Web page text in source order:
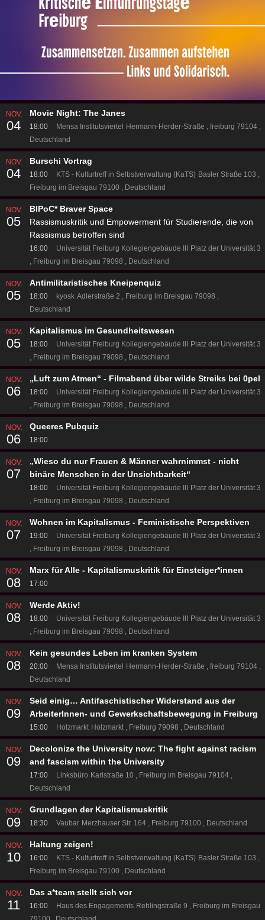
NOV.
04
Movie Night: The Janes
18:00 Mensa Institutsviertel Hermann-Herder-Straße
freiburg 79104
Deutschland
NOV.
04
Burschi Vortrag
18:00 KTS - Kulturtreff in Selbstverwaltung (KaTS) Basler Straße 103
Freiburg im Breisgau 79100
Deutschland
NOV.
05
BIPoC* Braver Space
Rassismuskritik und Empowerment für Studierende, die von
Rassismus betroffen sind
16:00 Universität Freiburg Kollegiengebäude III Platz der Universität 3
Freiburg im Breisgau 79098
Deutschland
NOV.
05
Antimilitaristisches Kneipenquiz
18:00 kyosk Adlerstraße 2
Freiburg im Breisgau 79098
Deutschland
NOV.
05
Kapitalismus im Gesundheitswesen
18:00 Universität Freiburg Kollegiengebäude III Platz der Universität 3
Freiburg im Breisgau 79098
Deutschland
NOV.
06
„Luft zum Atmen“ - Filmabend über wilde Streiks bei 0pel
18:00 Universität Freiburg Kollegiengebäude III Platz der Universität 3
Freiburg im Breisgau 79098
Deutschland
NOV.
06
Queeres Pubquiz
18:00
NOV.
07
„Wieso du nur Frauen & Männer wahrnimmst - nicht
binäre Menschen in der Unsichtbarkeit“
18:00 Universität Freiburg Kollegiengebäude III Platz der Universität 3
Freiburg im Breisgau 79098
Deutschland
NOV.
07
Wohnen im Kapitalismus - Feministische Perspektiven
19:00 Universität Freiburg Kollegiengebäude III Platz der Universität 3
Freiburg im Breisgau 79098
Deutschland
NOV.
08
Marx für Alle - Kapitalismuskritik für Einsteiger*innen
17:00
NOV.
08
Werde Aktiv!
18:00 Universität Freiburg Kollegiengebäude III Platz der Universität 3
Freiburg im Breisgau 79098
Deutschland
NOV.
08
Kein gesundes Leben im kranken System
20:00 Mensa Institutsviertel Hermann-Herder-Straße
freiburg 79104
Deutschland
NOV.
09
Seid einig… Antifaschistischer Widerstand aus der
ArbeiterInnen- und Gewerkschaftsbewegung in Freiburg
15:00 Holzmarkt Holzmarkt Freiburg 79098 Deutschland
NOV.
09
Decolonize the University now: The fight against racism
and fascism within the University
17:00 Linksbüro Karlstraße 10
Freiburg im Breisgau 79104
Deutschland
NOV.
09
Grundlagen der Kapitalismuskritik
18:30 Vaubar Merzhauser Str. 164 Freiburg 79100 Deutschland
NOV.
10
Haltung zeigen!
16:00 KTS - Kulturtreff in Selbstverwaltung (KaTS) Basler Straße 103
Freiburg im Breisgau 79100
Deutschland
NOV.
11
Das a*team stellt sich vor
16:00 Haus des Engagements Rehlingstraße 9
Freiburg im Breisgau